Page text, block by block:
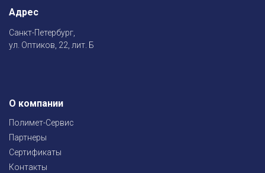
Адрес
Санкт-Петербург,
ул. Оптиков, 22, лит. Б
О компании
Полимет-Сервис
Партнеры
Сертификаты
Контакты